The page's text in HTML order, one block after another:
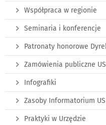
Współpraca w regionie
Seminaria i konferencje
Patronaty honorowe
Zamówienia publiczne US
Infografiki
Zasoby Informatorium US
Praktyki w Urzędzie